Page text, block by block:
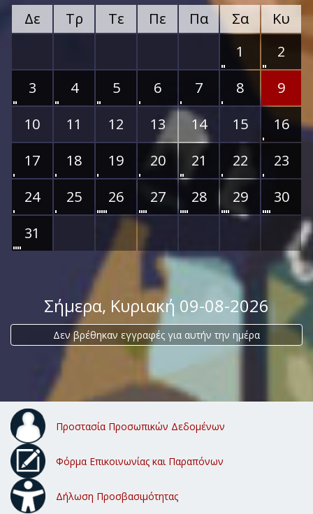
Δε Τρ Τε Πε Πα Σα
Κυ
1
2
3
4 5 6 7 8
9
10
11 12 13 14 15
16
17
18 19 20 21 22
23
24
25 26 27 28 29
30
31
Σήμερα, Κυριακή 09-08-2026
Δεν βρέθηκαν εγγραφές για αυτήν την ημέρα
Προστασία Προσωπικών Δεδομένων
Φόρμα Επικοινωνίας και Παραπόνων
Δήλωση Προσβασιμότητας